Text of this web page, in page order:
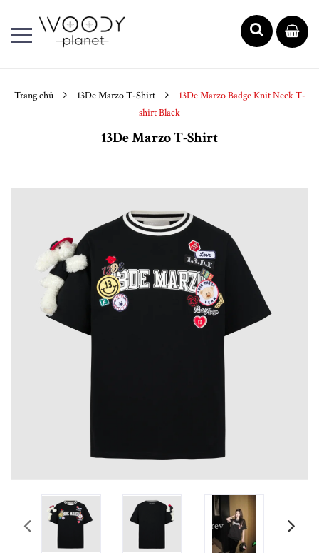
Trang chủ 13De Marzo T-Shirt
13De Marzo Badge Knit Neck T-
shirt Black
13De Marzo T-Shirt
prev